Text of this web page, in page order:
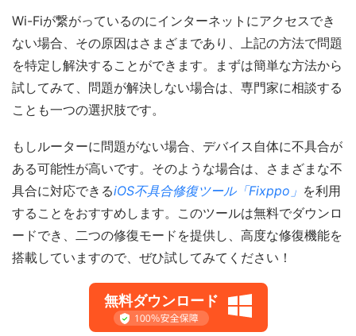
Wi-Fiが繋がっているのにインターネットにアクセスでき
ない場合、その原因はさまざまであり、上記の方法で問題
を特定し解決することができます。まずは簡単な方法から
試してみて、問題が解決しない場合は、専門家に相談する
ことも一つの選択肢です。
もしルーターに問題がない場合、デバイス自体に不具合が
ある可能性が高いです。そのような場合は、さまざまな不
具合に対応できるiOS不具合修復ツール「Fixppo」 を利用
することをおすすめします。このツールは無料でダウンロ
ードでき、二つの修復モードを提供し、高度な修復機能を
搭載していますので、ぜひ試してみてください！
無料ダウンロード